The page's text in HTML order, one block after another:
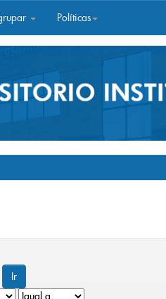
Políticas